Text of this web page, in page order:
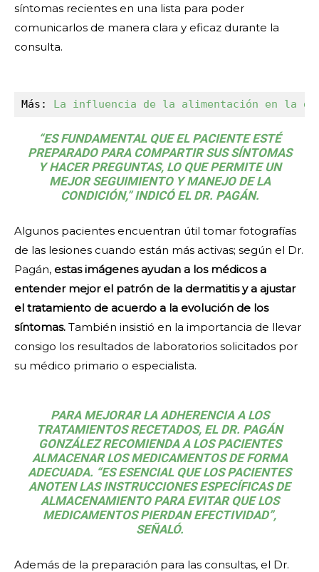
síntomas recientes en una lista para poder
comunicarlos de manera clara y eficaz durante la
consulta.
Más: La influencia de la alimentación en la
“ES FUNDAMENTAL QUE EL PACIENTE ESTÉ
PREPARADO PARA COMPARTIR SUS SÍNTOMAS
Y HACER PREGUNTAS, LO QUE PERMITE UN
MEJOR SEGUIMIENTO Y MANEJO DE LA
CONDICIÓN,” INDICÓ EL DR. PAGÁN.
Algunos pacientes encuentran útil tomar fotografías
de las lesiones cuando están más activas; según el Dr.
Pagán, estas imágenes ayudan a los médicos a
entender mejor el patrón de la dermatitis y a ajustar
el tratamiento de acuerdo a la evolución de los
síntomas. También insistió en la importancia de llevar
consigo los resultados de laboratorios solicitados por
su médico primario o especialista.
PARA MEJORAR LA ADHERENCIA A LOS
TRATAMIENTOS RECETADOS, EL DR. PAGÁN
GONZÁLEZ RECOMIENDA A LOS PACIENTES
ALMACENAR LOS MEDICAMENTOS DE FORMA
ADECUADA. “ES ESENCIAL QUE LOS PACIENTES
ANOTEN LAS INSTRUCCIONES ESPECÍFICAS DE
ALMACENAMIENTO PARA EVITAR QUE LOS
MEDICAMENTOS PIERDAN EFECTIVIDAD”,
SEÑALÓ.
Además de la preparación para las consultas, el Dr.